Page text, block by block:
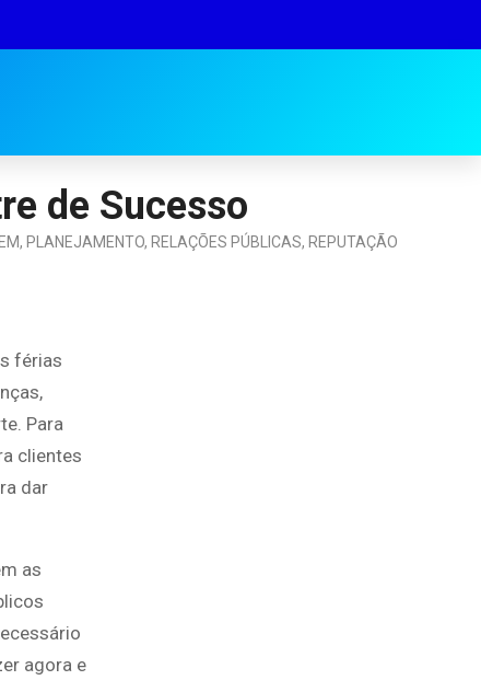
de Sucesso
, PLANEJAMENTO, RELAÇÕES PÚBLICAS, REPUTAÇÃO
férias
Para
clientes
dar
as
agora e